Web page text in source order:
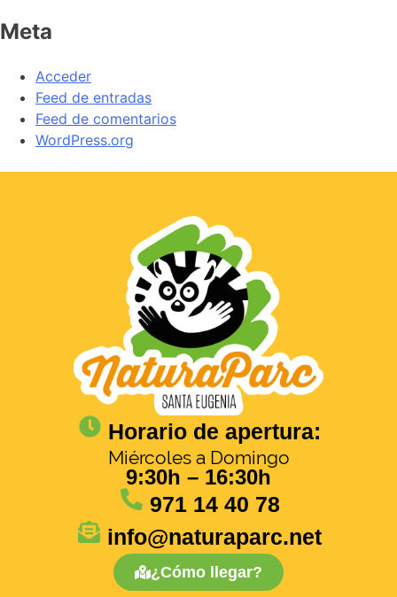
Meta
Acceder
Feed de entradas
Feed de comentarios
WordPress.org
Horario de apertura:
Miércoles a Domingo
9:30h – 16:30h
971 14 40 78
info@naturaparc.net
¿Cómo llegar?